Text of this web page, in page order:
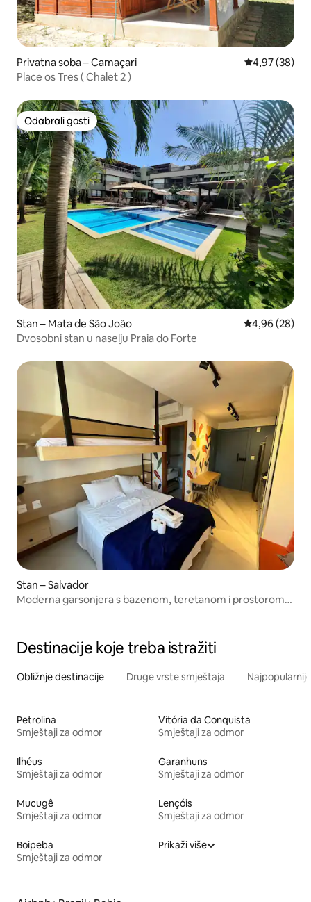
Privatna soba – Camaçari Prosječna
4,97 (38)
Place os Tres ( Chalet 2 )
Odabrali gosti
Odabrali gosti
Stan – Mata de São João Prosječna
4,96 (28)
Dvosobni stan u naselju Praia do Forte
Stan – Salvador
Moderna garsonjera s bazenom, teretanom i prostorom
Destinacije koje treba istražiti
Obližnje destinacije Druge vrste smještaja
Petrolina
Smještaji za odmor
Vitória da Conquista
Smještaji za odmor
Ilhéus
Smještaji za odmor
Garanhuns
Smještaji za odmor
Mucugê
Smještaji za odmor
Lençóis
Smještaji za odmor
Boipeba
Smještaji za odmor
Prikaži više